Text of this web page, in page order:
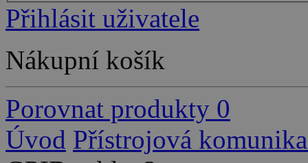
Přihlásit uživatele
Nákupní košík
Porovnat produkty 0
Úvod Přístrojová